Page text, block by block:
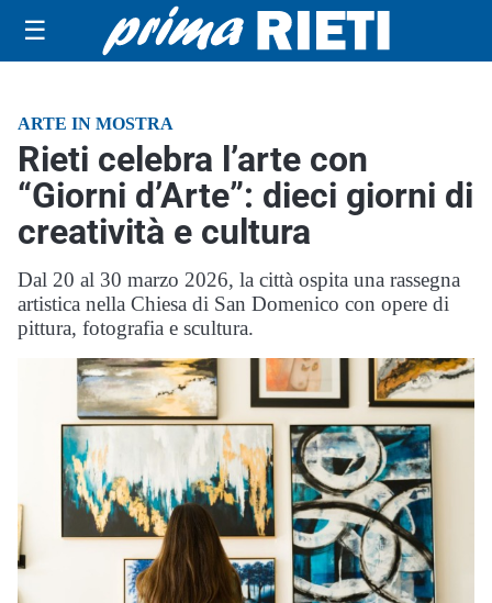
☰
ARTE IN MOSTRA
Rieti celebra l’arte con
“Giorni d’Arte”: dieci giorni di
creatività e cultura
Dal 20 al 30 marzo 2026, la città ospita una rassegna
artistica nella Chiesa di San Domenico con opere di
pittura, fotografia e scultura.